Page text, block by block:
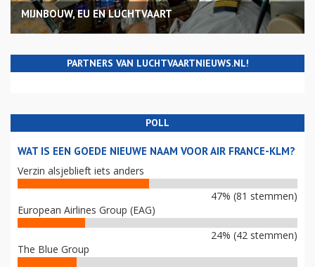
MIJNBOUW, EU EN LUCHTVAART
PARTNERS VAN LUCHTVAARTNIEUWS.NL!
POLL
WAT IS EEN GOEDE NIEUWE NAAM VOOR AIR FRANCE-KLM?
Verzin alsjeblieft iets anders
47% (81 stemmen)
European Airlines Group (EAG)
24% (42 stemmen)
The Blue Group